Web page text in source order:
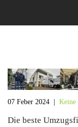
07 Feber 2024 Keine
Die beste